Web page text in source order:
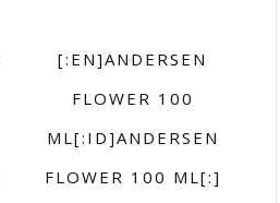
[:EN]ANDERSEN
FLOWER 100
ML[:ID]ANDERSEN
FLOWER 100 ML[:]